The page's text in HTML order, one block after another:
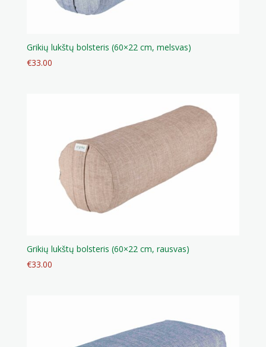
Grikių lukštų bolsteris (60×22 cm, melsvas)
€33.00
Grikių lukštų bolsteris (60×22 cm, rausvas)
€33.00